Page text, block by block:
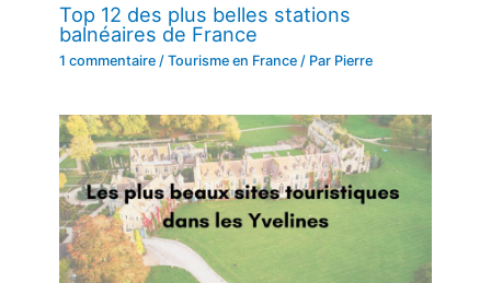
Top 12 des plus belles stations
balnéaires de France
1 commentaire /Tourisme en France / Par Pierre